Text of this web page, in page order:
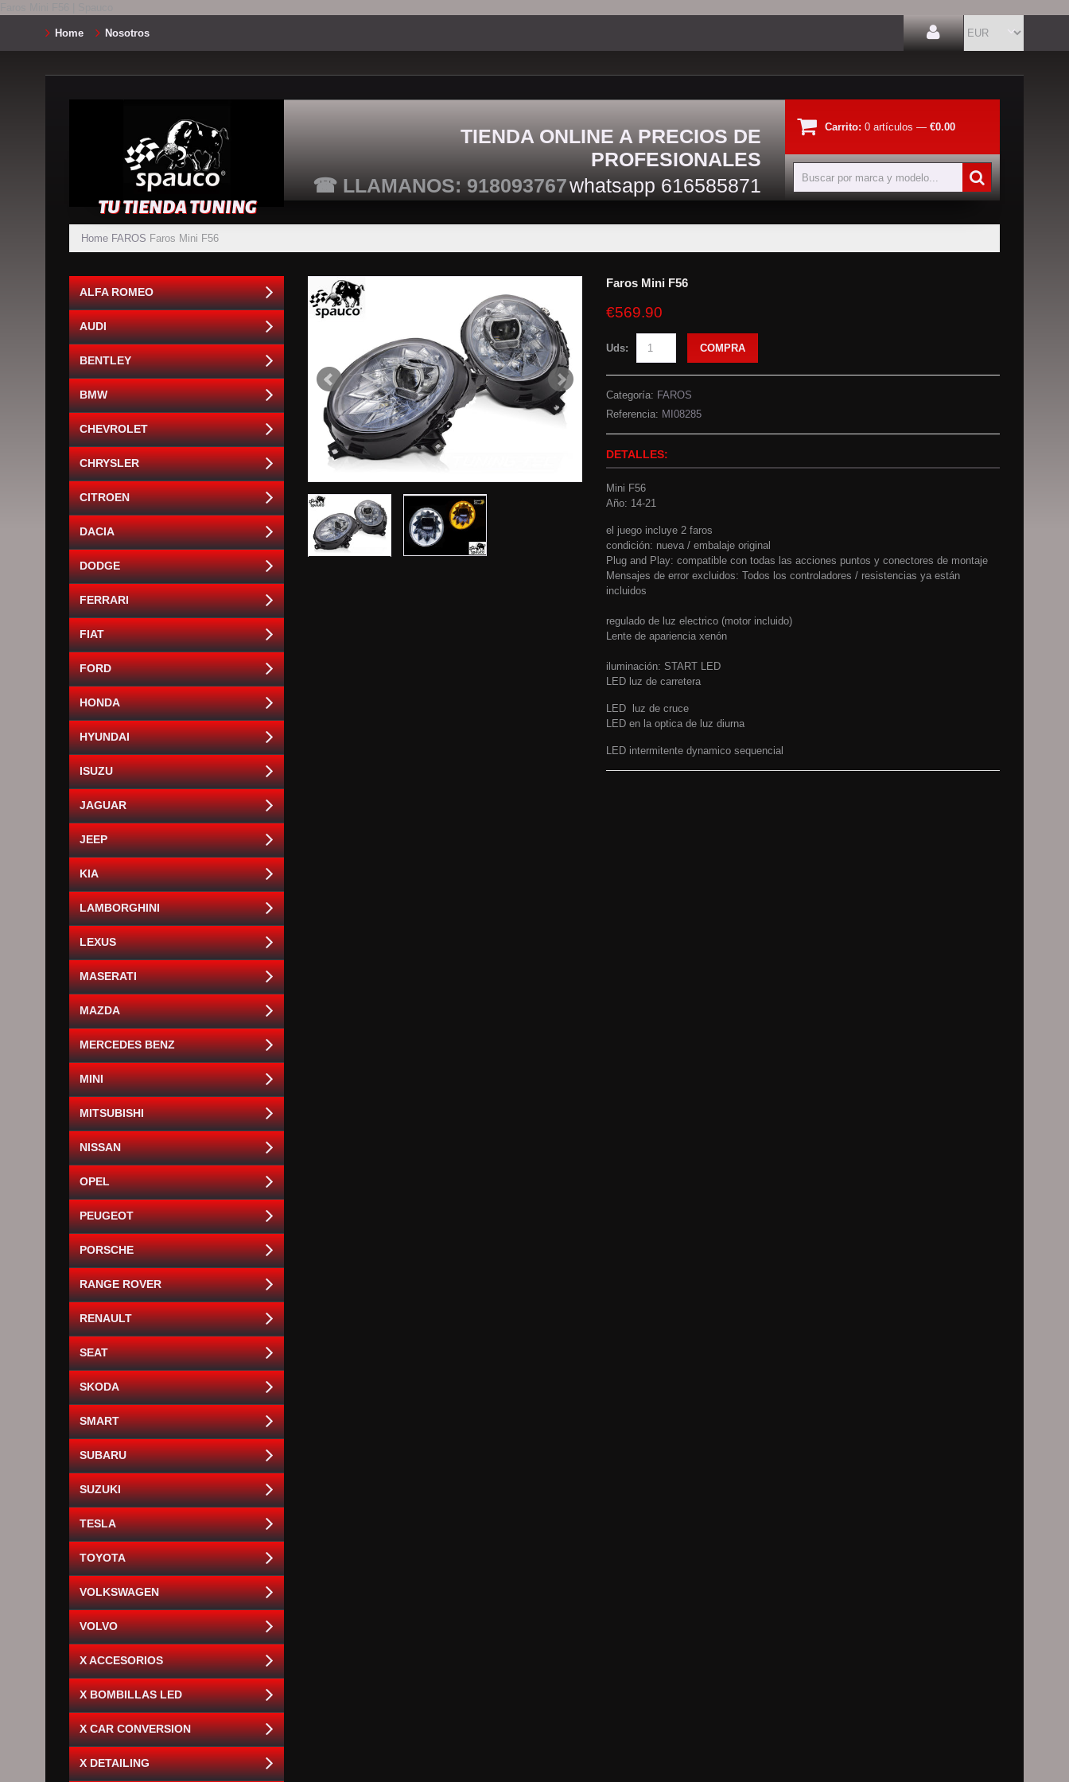
Home Nosotros
TU TIENDA TUNING
TIENDA ONLINE A PRECIOS DE
PROFESIONALES
☎ LLAMANOS: 918093767whatsapp 616585871
Carrito: 0 artículos — €0.00
Home FAROS Faros Mini F56
Faros Mini F56
€569.90
Uds: COMPRA
Categoría: FAROS
Referencia: MI08285
DETALLES:
Mini F56
Año: 14-21
el juego incluye 2 faros
condición: nueva / embalaje original
Plug and Play: compatible con todas las acciones puntos y conectores de montaje
Mensajes de error excluidos: Todos los controladores / resistencias ya están
incluidos
regulado de luz electrico (motor incluido)
Lente de apariencia xenón
iluminación: START LED
LED luz de carretera
LED luz de cruce
LED en la optica de luz diurna
LED intermitente dynamico sequencial
ALFA ROMEO
AUDI
BENTLEY
BMW
CHEVROLET
CHRYSLER
CITROEN
DACIA
DODGE
FERRARI
FIAT
FORD
HONDA
HYUNDAI
ISUZU
JAGUAR
JEEP
KIA
LAMBORGHINI
LEXUS
MASERATI
MAZDA
MERCEDES BENZ
MINI
MITSUBISHI
NISSAN
OPEL
PEUGEOT
PORSCHE
RANGE ROVER
RENAULT
SEAT
SKODA
SMART
SUBARU
SUZUKI
TESLA
TOYOTA
VOLKSWAGEN
VOLVO
X ACCESORIOS
X BOMBILLAS LED
X CAR CONVERSION
X DETAILING